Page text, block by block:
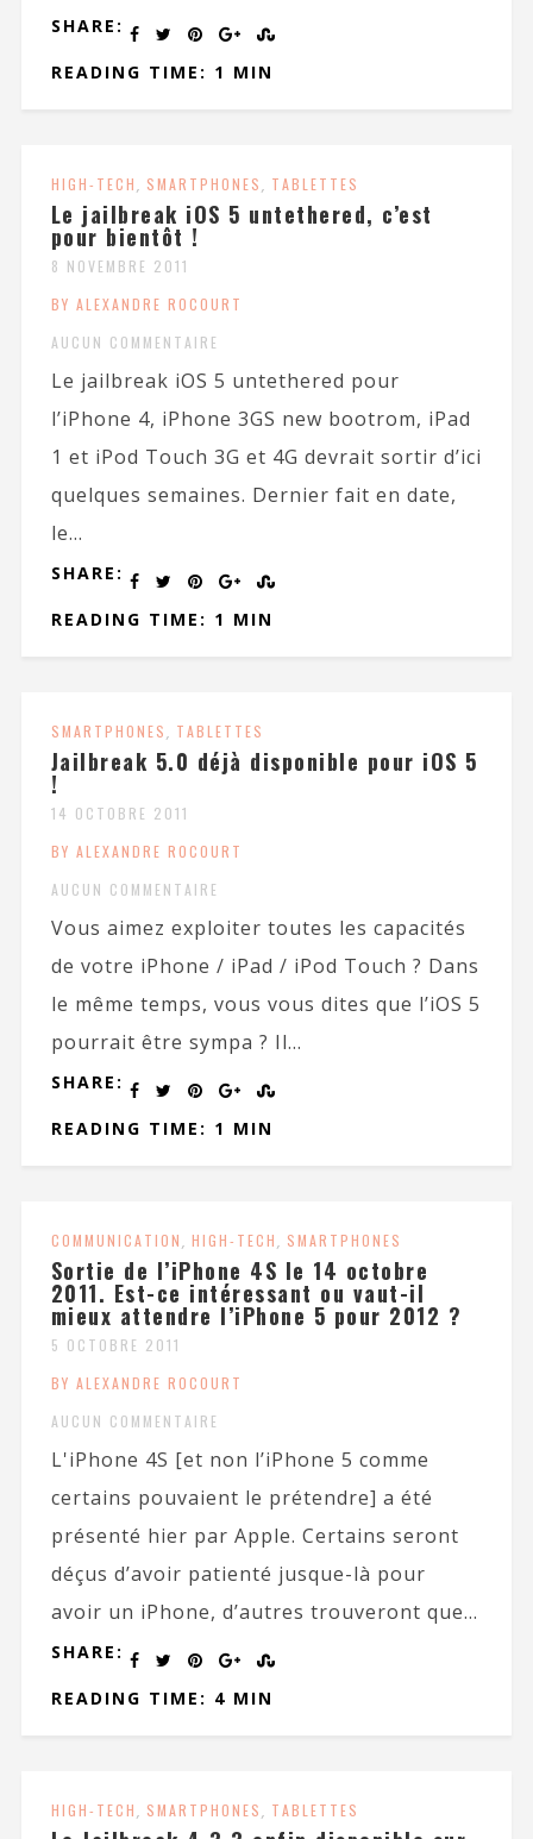
SHARE:
READING TIME: 1 MIN
HIGH-TECH, SMARTPHONES, TABLETTES
Le jailbreak iOS 5 untethered, c’est
pour bientôt !
8 NOVEMBRE 2011
BY ALEXANDRE ROCOURT
AUCUN COMMENTAIRE
Le jailbreak iOS 5 untethered pour
l’iPhone 4, iPhone 3GS new bootrom, iPad
1 et iPod Touch 3G et 4G devrait sortir d’ici
quelques semaines. Dernier fait en date,
le...
SHARE:
READING TIME: 1 MIN
SMARTPHONES, TABLETTES
Jailbreak 5.0 déjà disponible pour iOS 5
!
14 OCTOBRE 2011
BY ALEXANDRE ROCOURT
AUCUN COMMENTAIRE
Vous aimez exploiter toutes les capacités
de votre iPhone / iPad / iPod Touch ? Dans
le même temps, vous vous dites que l’iOS 5
pourrait être sympa ? Il...
SHARE:
READING TIME: 1 MIN
COMMUNICATION, HIGH-TECH, SMARTPHONES
Sortie de l’iPhone 4S le 14 octobre
2011. Est-ce intéressant ou vaut-il
mieux attendre l’iPhone 5 pour 2012 ?
5 OCTOBRE 2011
BY ALEXANDRE ROCOURT
AUCUN COMMENTAIRE
L'iPhone 4S [et non l’iPhone 5 comme
certains pouvaient le prétendre] a été
présenté hier par Apple. Certains seront
déçus d’avoir patienté jusque-là pour
avoir un iPhone, d’autres trouveront que...
SHARE:
READING TIME: 4 MIN
HIGH-TECH, SMARTPHONES, TABLETTES